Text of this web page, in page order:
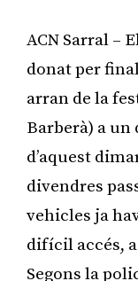
ACN Sarral –
donat per
arran de la
Barberà) a un
d’aquest
divendres
vehicles ja
difícil accés,
Segons la